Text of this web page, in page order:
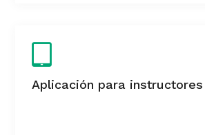
Aplicación para instructores